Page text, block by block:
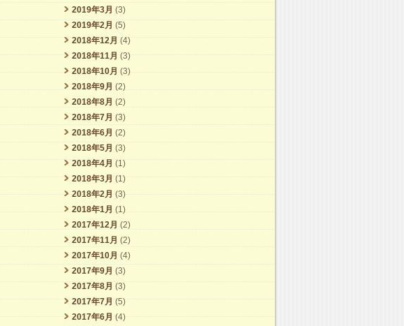
2019年3月 (3)
2019年2月 (5)
2018年12月 (4)
2018年11月 (3)
2018年10月 (3)
2018年9月 (2)
2018年8月 (2)
2018年7月 (3)
2018年6月 (2)
2018年5月 (3)
2018年4月 (1)
2018年3月 (1)
2018年2月 (3)
2018年1月 (1)
2017年12月 (2)
2017年11月 (2)
2017年10月 (4)
2017年9月 (3)
2017年8月 (3)
2017年7月 (5)
2017年6月 (4)